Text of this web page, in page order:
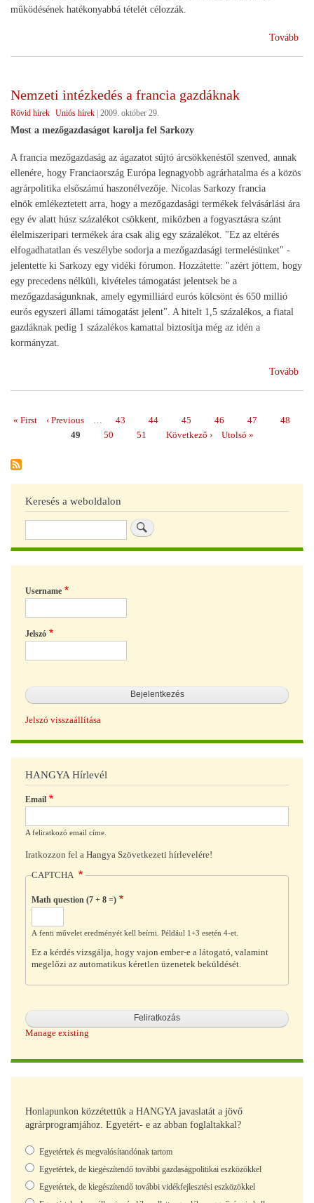
működésének hatékonyabbá tételét célozzák.
Tovább
Nemzeti intézkedés a francia gazdáknak
Rövid hírek Uniós hírek 2009. október 29.
Most a mezőgazdaságot karolja fel Sarkozy
A francia mezőgazdaság az ágazatot sújtó árcsökkenéstől szenved, annak
ellenére, hogy Franciaország Európa legnagyobb agrárhatalma és a közös
agrárpolitika elsőszámú haszonélvezője. Nicolas Sarkozy francia
elnök emlékeztetett arra, hogy a mezőgazdasági termékek felvásárlási ára
egy év alatt húsz százalékot csökkent, miközben a fogyasztásra szánt
élelmiszeripari termékek ára csak alig egy százalékot. "Ez az eltérés
elfogadhatatlan és veszélybe sodorja a mezőgazdasági termelésünket" -
jelentette ki Sarkozy egy vidéki fórumon. Hozzátette: "azért jöttem, hogy
egy precedens nélküli, kivételes támogatást jelentsek be a
mezőgazdaságunknak, amely egymilliárd eurós kölcsönt és 650 millió
eurós egyszeri állami támogatást jelent". A hitelt 1,5 százalékos, a fiatal
gazdáknak pedig 1 százalékos kamattal biztosítja még az idén a
kormányzat.
Tovább
Oldalszámozás
Első
« First
Előző
‹ Previous Page
43 Page
44 Page
45 Page
46 Page
47 Page
48
Page
49 Page
50 Page
51
Következő
Következő ›
Utolsó
Utolsó »
Keresés a weboldalon
Username
Jelszó
Jelszó visszaállítása
HANGYA Hírlevél
Email
A feliratkozó email címe.
Iratkozzon fel a Hangya Szövetkezeti hírlevelére!
CAPTCHA
Math question (7 + 8 =)
A fenti művelet eredményét kell beírni. Például 1+3 esetén 4-et.
Ez a kérdés vizsgálja, hogy vajon ember-e a látogató, valamint
megelőzi az automatikus kéretlen üzenetek beküldését.
Manage existing
Honlapunkon közzétettük a HANGYA javaslatát a jövő
agrárprogramjához. Egyetért- e az abban foglaltakkal?
Választások
Egyetértek és megvalósítandónak tartom
Egyetértek, de kiegészítendő további gazdaságpolitikai eszközökkel
Egyetértek, de kiegészítendő további vidékfejlesztési eszközökkel